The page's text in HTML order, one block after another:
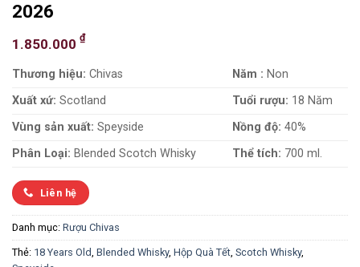
2026
1.850.000 ₫
Thương hiệu: Chivas Năm : Non
Xuất xứ: Scotland Tuổi rượu: 18 Năm
Vùng sản xuất: Speyside Nồng độ: 40%
Phân Loại: Blended Scotch Whisky Thể tích: 700 ml.
Liên hệ
Danh mục: Rượu Chivas
Thẻ: 18 Years Old, Blended Whisky, Hộp Quà Tết, Scotch Whisky,